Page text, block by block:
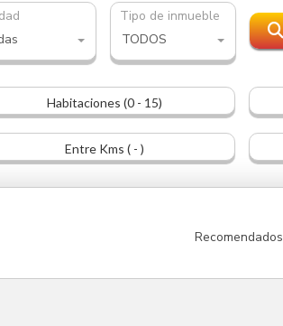
Tipo de inmueble
TODOS
Habitaciones (0 - 15)
Entre Kms ( - )
Recomendados